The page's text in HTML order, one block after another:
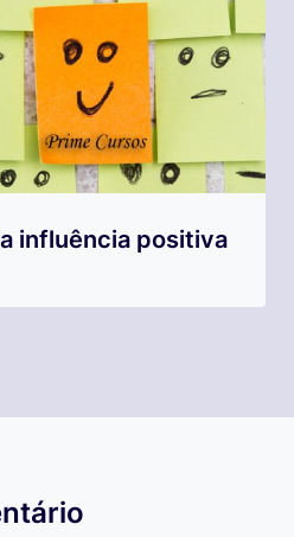
influência positiva